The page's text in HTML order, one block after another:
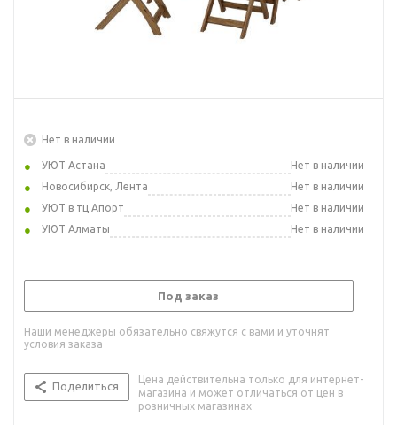
Нет в наличии
УЮТ Астана
Нет в наличии
Новосибирск, Лента
Нет в наличии
УЮТ в тц Апорт
Нет в наличии
УЮТ Алматы
Нет в наличии
Под заказ
Наши менеджеры обязательно свяжутся с вами и уточнят
условия заказа
Поделиться
Цена действительна только для интернет-
магазина и может отличаться от цен в
розничных магазинах